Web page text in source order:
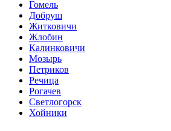
Гомель
Добруш
Житковичи
Жлобин
Калинковичи
Мозырь
Петриков
Речица
Рогачев
Светлогорск
Хойники